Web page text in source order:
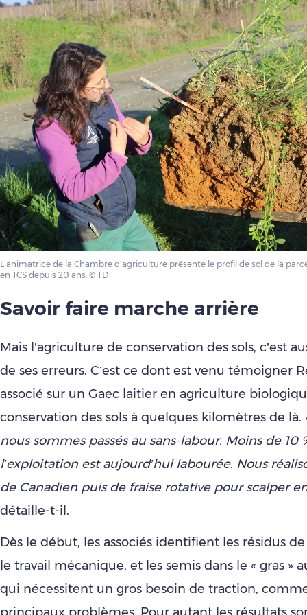
L’animatrice de la Chambre d’agriculture présente le profil de sol de la
en TCS depuis 20 ans. © TD
Savoir faire marche arrière
Mais l’agriculture de conservation des sols, c’est
de ses erreurs. C’est ce dont est venu témoigner
associé sur un Gaec laitier en agriculture
conservation des sols à quelques kilomètres de là.
nous sommes passés au sans-labour. Moins de 10
l’exploitation est aujourd’hui labourée. Nous
de Canadien puis de fraise rotative pour scalper
détaille-t-il.
Dès le début, les associés identifient les résidus
le travail mécanique, et les semis dans le « gras »
qui nécessitent un gros besoin de traction,